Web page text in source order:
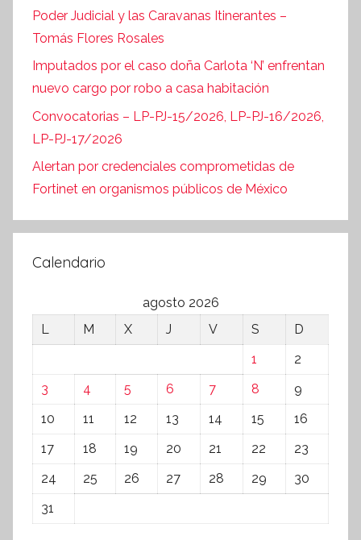
Poder Judicial y las Caravanas Itinerantes –
Tomás Flores Rosales
Imputados por el caso doña Carlota ‘N’ enfrentan
nuevo cargo por robo a casa habitación
Convocatorias – LP-PJ-15/2026, LP-PJ-16/2026,
LP-PJ-17/2026
Alertan por credenciales comprometidas de
Fortinet en organismos públicos de México
Calendario
agosto 2026
L
M X J V S
D
1
2
3
4 5 6 7 8
9
10
11 12 13 14 15
16
17
18 19 20 21 22
23
24
25 26 27 28 29
30
31